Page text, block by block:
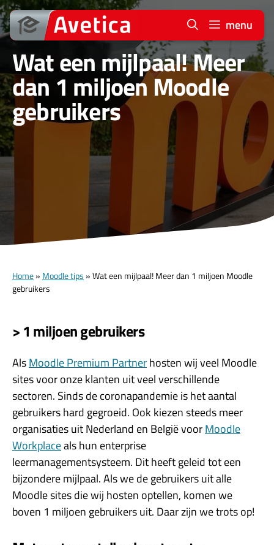
Ga
naar
de
inhoud
menu
Wat een mijlpaal! Meer
dan 1 miljoen Moodle
gebruikers
Home» Moodle tips »Wat een mijlpaal! Meer dan 1 miljoen Moodle
gebruikers
> 1 miljoen gebruikers
AlsMoodle Premium Partnerhosten wij veel Moodle
sites voor onze klanten uit veel verschillende
sectoren. Sinds de coronapandemie is het aantal
gebruikers hard gegroeid. Ook kiezen steeds meer
organisaties uit Nederland en België voorMoodle
Workplaceals hun enterprise
leermanagementsysteem. Dit heeft geleid tot een
bijzondere mijlpaal. Als we de gebruikers uit alle
Moodle sites die wij hosten optellen, komen we
boven 1 miljoen gebruikers uit. Daar zijn we trots op!